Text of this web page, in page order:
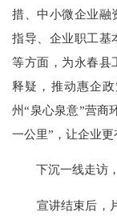
措、中小微企业融
指导、企业职工基
等方面，为永春县
释疑，推动惠企
州“泉心泉意”营商
一公里”，让企业更
下沉一线走访，
宣讲结束后，片